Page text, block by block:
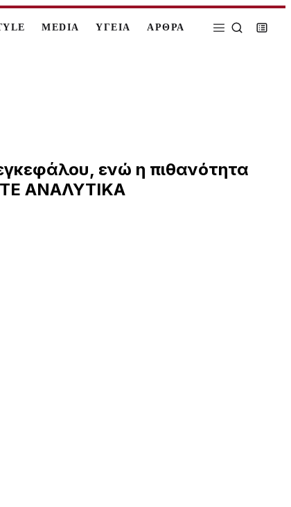
MEDIA ΥΓΕΙΑ ΑΡΘΡΑ
ενώ η πιθανότητα
ΑΝΑΛΥΤΙΚΑ